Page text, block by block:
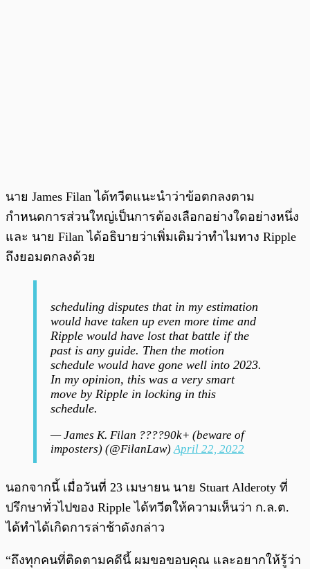
นาย James Filan ได้ทวีตแนะนำว่าข้อตกลงตาม
กำหนดการส่วนใหญ่เป็นการต้องเลือกอย่างใดอย่างหนึ่ง
และ นาย Filan ได้อธิบายว่าเพิ่มเติมว่าทำไมทาง Ripple
ถึงยอมตกลงด้วย
scheduling disputes that in my estimation
would have taken up even more time and
Ripple would have lost that battle if the
past is any guide. Then the motion
schedule would have gone well into 2023.
In my opinion, this was a very smart
move by Ripple in locking in this
schedule.
— James K. Filan ????90k+ (beware of
imposters) (@FilanLaw)April 22, 2022
นอกจากนี้ เมื่อวันที่ 23 เมษายน นาย Stuart Alderoty ที่
ปรึกษาทั่วไปของ Ripple ได้ทวีตให้ความเห็นว่า ก.ล.ต.
ได้ทำได้เกิดการล่าช้าดังกล่าว
“ถึงทุกคนที่ติดตามคดีนี้ ผมขอขอบคุณ และอยากให้รู้ว่า